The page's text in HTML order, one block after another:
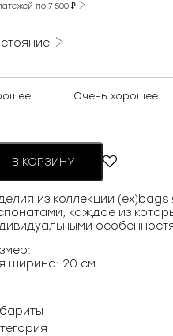
по 7 500 ₽
Очень хорошее
В КОРЗИНУ
из коллекции
каждое из
ширина: 20 см